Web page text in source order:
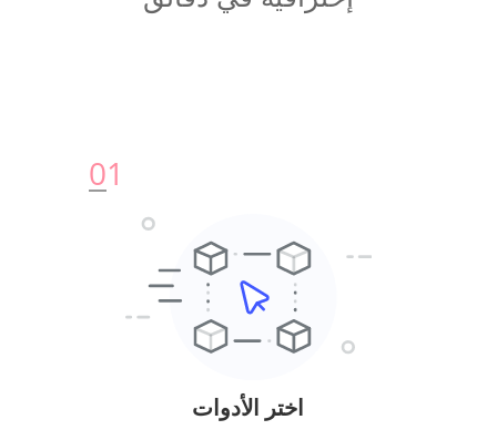
01
اختر الأدوات